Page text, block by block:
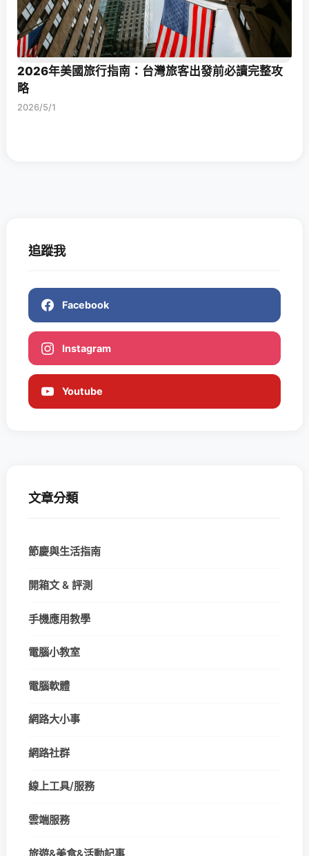
2026年美國旅行指南：台灣旅客出發前必讀完整攻
略
2026/5/1
追蹤我
Facebook
Instagram
Youtube
文章分類
節慶與生活指南
開箱文 & 評測
手機應用教學
電腦小教室
電腦軟體
網路大小事
網路社群
線上工具/服務
雲端服務
旅遊&美食&活動記事